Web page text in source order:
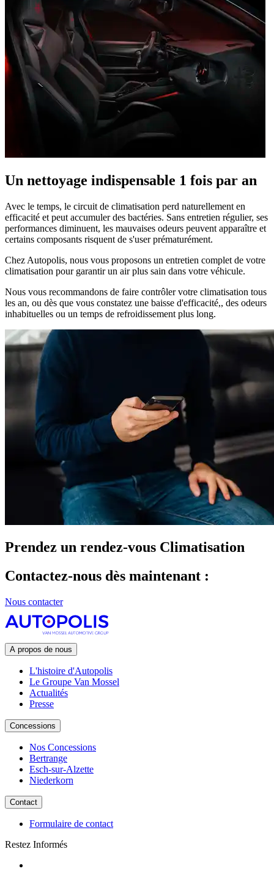
Un nettoyage indispensable 1 fois par an
Avec le temps, le circuit de climatisation perd naturellement en
efficacité et peut accumuler des bactéries. Sans entretien régulier, ses
performances diminuent, les mauvaises odeurs peuvent apparaître et
certains composants risquent de s'user prématurément.
Chez Autopolis, nous vous proposons un entretien complet de votre
climatisation pour garantir un air plus sain dans votre véhicule.
Nous vous recommandons de faire contrôler votre climatisation tous
les an, ou dès que vous constatez une baisse d'efficacité,, des odeurs
inhabituelles ou un temps de refroidissement plus long.
Prendez un rendez-vous Climatisation
Contactez-nous dès maintenant :
Nous contacter
A propos de nous
L'histoire d'Autopolis
Le Groupe Van Mossel
Actualités
Presse
Concessions
Nos Concessions
Bertrange
Esch-sur-Alzette
Niederkorn
Contact
Formulaire de contact
Restez Informés